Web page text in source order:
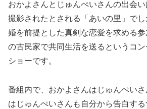
おかよさんとじゅんぺいさんの出会
撮影されたとされる「あいの里」で
婚を前提とした真剣な恋愛を求める
の古民家で共同生活を送るというコ
ショーです。
番組内で、おかよさんはじゅんぺい
はじゅんぺいさんも自分から告白す